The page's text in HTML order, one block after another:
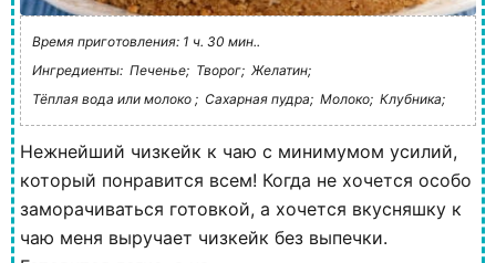
Время приготовления: 1 ч. 30 мин..
Ингредиенты: Печенье; Творог; Желатин;
Тёплая вода или молоко ; Сахарная пудра; Молоко; Клубника;
Нежнейший чизкейк к чаю с минимумом усилий,
который понравится всем! Когда не хочется особо
заморачиваться готовкой, а хочется вкусняшку к
чаю меня выручает чизкейк без выпечки.